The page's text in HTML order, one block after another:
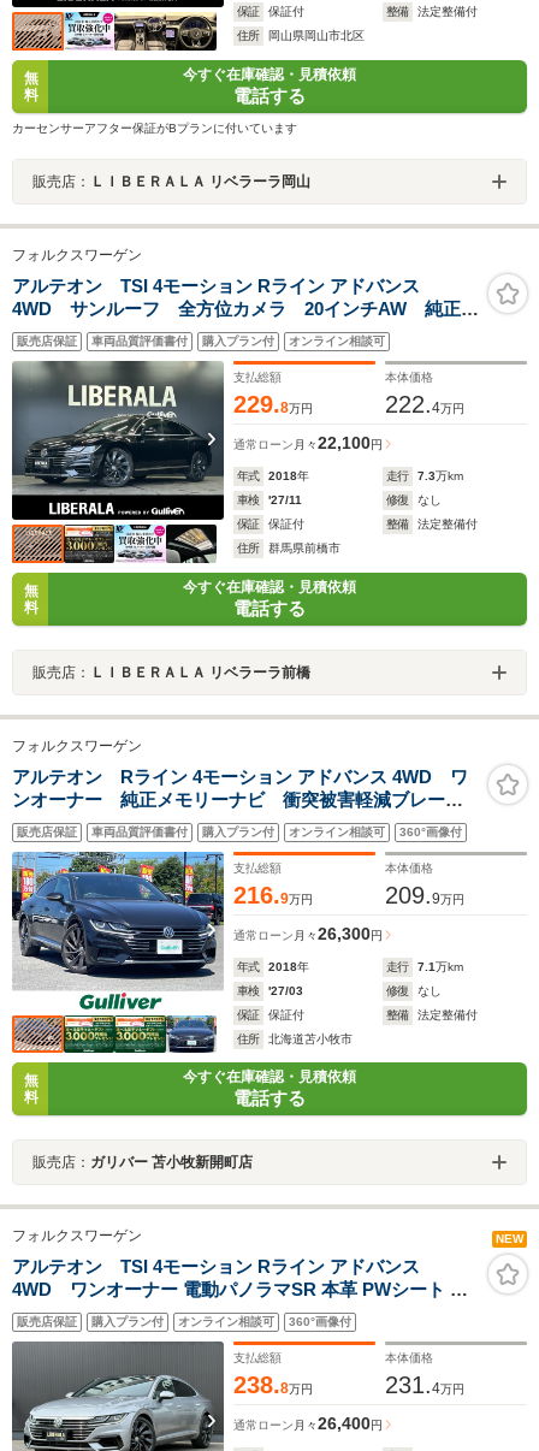
保証
保証付 整備
法定整備付
住所
岡山県岡山市北区
無
料
今すぐ在庫確認・見積依頼
電話する
カーセンサーアフター保証がBプランに付いています
販売店： ＬＩＢＥＲＡＬＡ リベラーラ岡山
フォルクスワーゲン
アルテオン TSI 4モーション Rライン アドバンス
4WD サンルーフ 全方位カメラ 20インチAW 純正ナ
ビ 黒革シート パワーシート 全席シートヒーター
ETC2.0 ACC 衝突軽減ブレーキ スマートキー ヘッ
ドアップディスプレイ
販売店保証 車両品質評価書付 購入プラン付 オンライン相談可
支払総額
229.8万円
本体価格
222.4万円
通常ローン 月々22,100円
年式 2018年 走行 7.3万km
車検
'27/11 修復
なし
保証
保証付 整備
法定整備付
住所
群馬県前橋市
無
料
今すぐ在庫確認・見積依頼
電話する
販売店： ＬＩＢＥＲＡＬＡ リベラーラ前橋
フォルクスワーゲン
アルテオン Rライン 4モーション アドバンス 4WD ワ
ンオーナー 純正メモリーナビ 衝突被害軽減ブレー
キ 横滑り防止装置 レーダークルーズコントロール
レーンキープアシスト ブラインドスポットモニター
リヤクロストラフィックアラート バックカメラ
販売店保証 車両品質評価書付 購入プラン付 オンライン相談可 360°画像付
支払総額
216.9万円
本体価格
209.9万円
通常ローン 月々26,300円
年式 2018年 走行 7.1万km
車検
'27/03 修復
なし
保証
保証付 整備
法定整備付
住所
北海道苫小牧市
無
料
今すぐ在庫確認・見積依頼
電話する
販売店： ガリバー 苫小牧新開町店
フォルクスワーゲン NEW
アルテオン TSI 4モーション Rライン アドバンス
4WD ワンオーナー 電動パノラマSR 本革 PWシート シ
ートヒーター DiscoverProナビ 360°カメラ
AppleCarPlay DTV ACC BSM LKA HUD デジタルメータ
ークラスター オートトランク LEDヘッドライト スマート
キー ETC
販売店保証 購入プラン付 オンライン相談可 360°画像付
支払総額
238.8万円
本体価格
231.4万円
通常ローン 月々26,400円